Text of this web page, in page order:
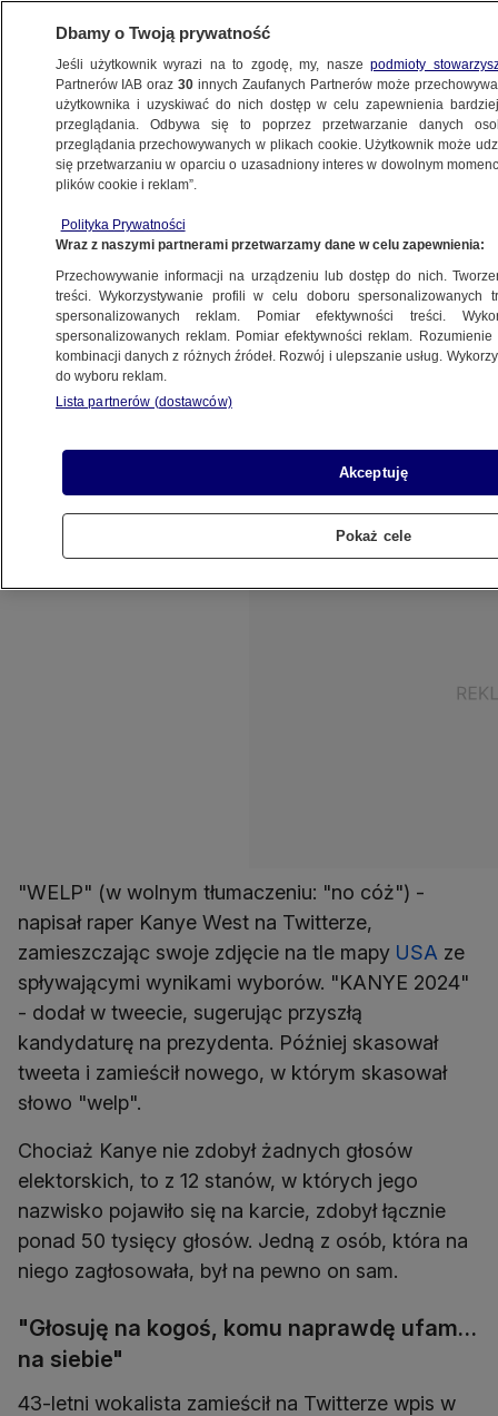
ŚWIAT
porażkę
4.11.2020, 09:56
Udostępnij
Raper Kanye West zakończył w środę po
będzie kandydował również w następnych
wyborach.
"WELP" (w wolnym tłumaczeniu: "no cóż") -
napisał raper Kanye West na Twitterze,
zamieszczając swoje zdjęcie na tle mapy USA ze
spływającymi wynikami wyborów. "KANYE 2024"
- dodał w tweecie, sugerując przyszłą
kandydaturę na prezydenta. Później skasował
tweeta i zamieścił nowego, w którym skasował
słowo "welp".
Chociaż Kanye nie zdobył żadnych głosów
elektorskich, to z 12 stanów, w których jego
nazwisko pojawiło się na karcie, zdobył łącznie
ponad 50 tysięcy głosów. Jedną z osób, która na
niego zagłosowała, był na pewno on sam.
"Głosuję na kogoś, komu naprawdę ufam…
na siebie"
43-letni wokalista zamieścił na Twitterze wpis w
Dbamy o Twoją prywatność
Jeśli użytkownik wyrazi na to zgodę, my, naszepodmioty
Partnerów IAB oraz30 innych Zaufanych Partnerów może
użytkownika i uzyskiwać do nich dostęp w celu zapewnienia
przeglądania. Odbywa się to poprzez przetwarzanie danych
przeglądania przechowywanych w plikach cookie. Użytkownik może
się przetwarzaniu w oparciu o uzasadniony interes w dowolnym
plików cookie i reklam”.
Polityka Prywatności
Wraz z naszymi partnerami przetwarzamy dane w celu zapewnienia:
Przechowywanie informacji na urządzeniu lub dostęp do nich.
treści. Wykorzystywanie profili w celu doboru spersonalizowanych
spersonalizowanych reklam. Pomiar efektywności treści.
spersonalizowanych reklam. Pomiar efektywności reklam.
kombinacji danych z różnych źródeł. Rozwój i ulepszanie usług.
do wyboru reklam.
Lista partnerów (dostawców)
Akceptuję
Pokaż cele